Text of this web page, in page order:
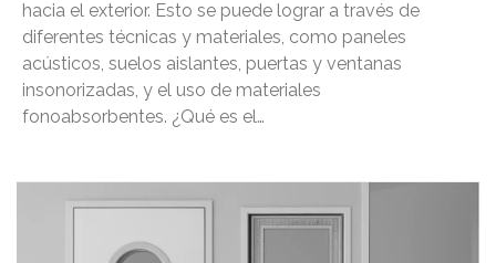
hacia el exterior. Esto se puede lograr a través de
diferentes técnicas y materiales, como paneles
acústicos, suelos aislantes, puertas y ventanas
insonorizadas, y el uso de materiales
fonoabsorbentes. ¿Qué es el…